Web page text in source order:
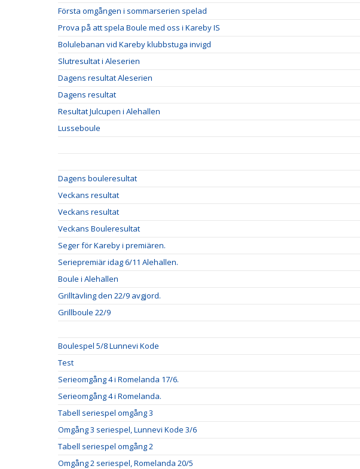
Första omgången i sommarserien spelad
Prova på att spela Boule med oss i Kareby IS
Bolulebanan vid Kareby klubbstuga invigd
Slutresultat i Aleserien
Dagens resultat Aleserien
Dagens resultat
Resultat Julcupen i Alehallen
Lusseboule
Dagens bouleresultat
Veckans resultat
Veckans resultat
Veckans Bouleresultat
Seger för Kareby i premiären.
Seriepremiär idag 6/11 Alehallen.
Boule i Alehallen
Grilltävling den 22/9 avgjord.
Grillboule 22/9
Boulespel 5/8 Lunnevi Kode
Test
Serieomgång 4 i Romelanda 17/6.
Serieomgång 4 i Romelanda.
Tabell seriespel omgång 3
Omgång 3 seriespel, Lunnevi Kode 3/6
Tabell seriespel omgång 2
Omgång 2 seriespel, Romelanda 20/5